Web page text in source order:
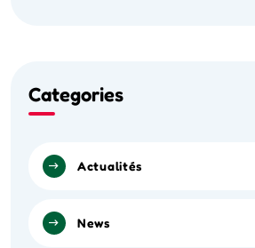
Categories
Actualités
News